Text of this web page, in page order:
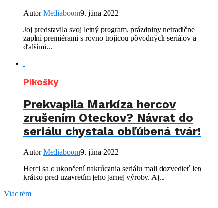
AutorMediaboom9. júna 2022
Joj predstavila svoj letný program, prázdniny netradične
zaplní premiérami s rovno trojicou pôvodných seriálov a
ďalšími...
Pikošky
Prekvapila Markíza hercov
zrušením Oteckov? Návrat do
seriálu chystala obľúbená tvár!
AutorMediaboom9. júna 2022
Herci sa o ukončení nakrúcania seriálu mali dozvedieť len
krátko pred uzavretím jeho jarnej výroby. Aj...
Viac tém